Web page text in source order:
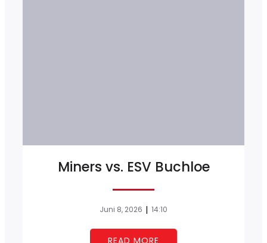
Miners vs. ESV Buchloe
Juni 8, 2026 | 14:10
READ MORE